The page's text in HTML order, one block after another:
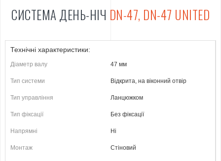
СИСТЕМА ДЕНЬ-НІЧ DN-47, DN-47 UNITED
Технічні характеристики:
Діаметр валу 47 мм
Тип системи Відкрита, на віконний отвір
Тип управління Ланцюжком
Тип фіксації Без фіксації
Напрямні Ні
Монтаж Стіновий